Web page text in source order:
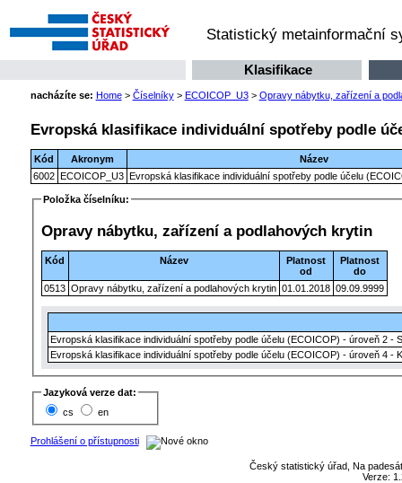
Statistický metainformační
Klasifikace
nacházíte se: Home> Číselníky> ECOICOP_U3> Opravy nábytku, zařízení a
Evropská klasifikace individuální spotřeby podle
Kód Akronym
Název
6002 ECOICOP_U3 Evropská klasifikace individuální spotřeby podle účelu
Položka číselníku:
Opravy nábytku, zařízení a podlahových krytin
Kód Název
Platnost
od
Platnost
do
0513 Opravy nábytku, zařízení a podlahových krytin 01.01.2018 09.09.9999
Evropská klasifikace individuální spotřeby podle účelu (ECOICOP) - úroveň 2 -
Evropská klasifikace individuální spotřeby podle účelu (ECOICOP) - úroveň 4 -
Jazyková verze dat:
cs
en
Prohlášení o přístupnosti
Český statistický úřad, Na
Verze: